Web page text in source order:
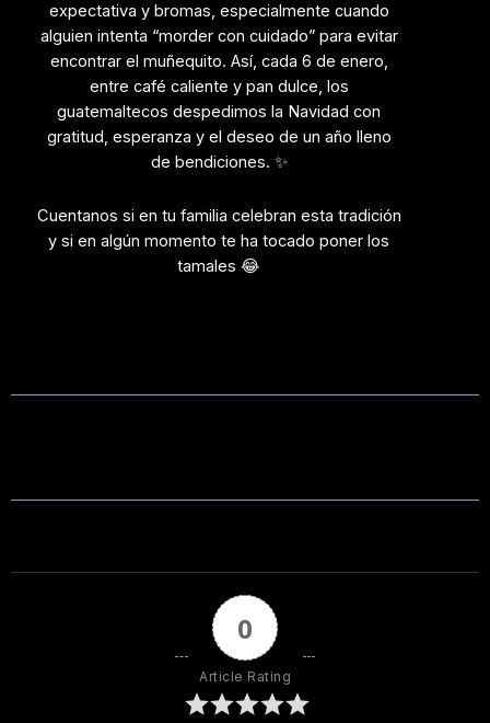
expectativa y bromas, especialmente cuando
alguien intenta “morder con cuidado” para evitar
encontrar el muñequito. Así, cada 6 de enero,
entre café caliente y pan dulce, los
guatemaltecos despedimos la Navidad con
gratitud, esperanza y el deseo de un año lleno
de bendiciones. ✨
Cuentanos si en tu familia celebran esta tradición
y si en algún momento te ha tocado poner los
tamales 😂
0
Article Rating